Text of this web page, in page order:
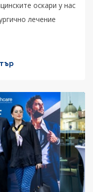
оскари у нас
лечение